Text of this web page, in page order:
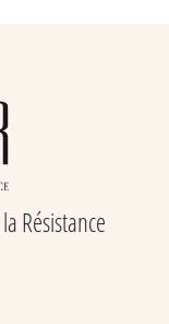
Résistance